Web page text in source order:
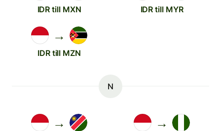
IDR till MXN IDR till MYR
→
IDR till MZN
N
→ →